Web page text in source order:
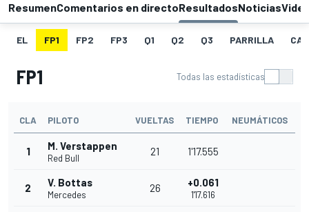
ResumenComentarios en directoResultadosNoticias
EL FP1 FP2 FP3 Q1 Q2 Q3 PARRILLA
FP1 Todas las estadísticas
CLA PILOTO VUELTAS TIEMPO NEUMÁTICOS
1 M. Verstappen
Red Bull
21 1'17.555
2 V. Bottas
Mercedes
26 +0.061
1'17.616